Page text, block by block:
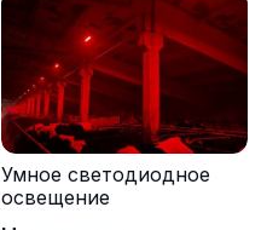
Умное светодиодное
освещение